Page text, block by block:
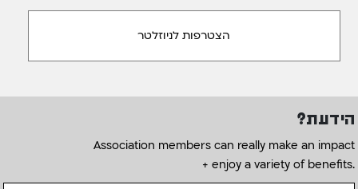
הידעת?
Association members can really make an impact
+ enjoy a variety of benefits.